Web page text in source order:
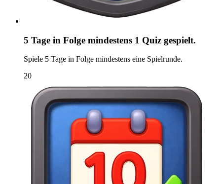
5 Tage in Folge mindestens 1 Quiz gespielt.
Spiele 5 Tage in Folge mindestens eine Spielrunde.
20